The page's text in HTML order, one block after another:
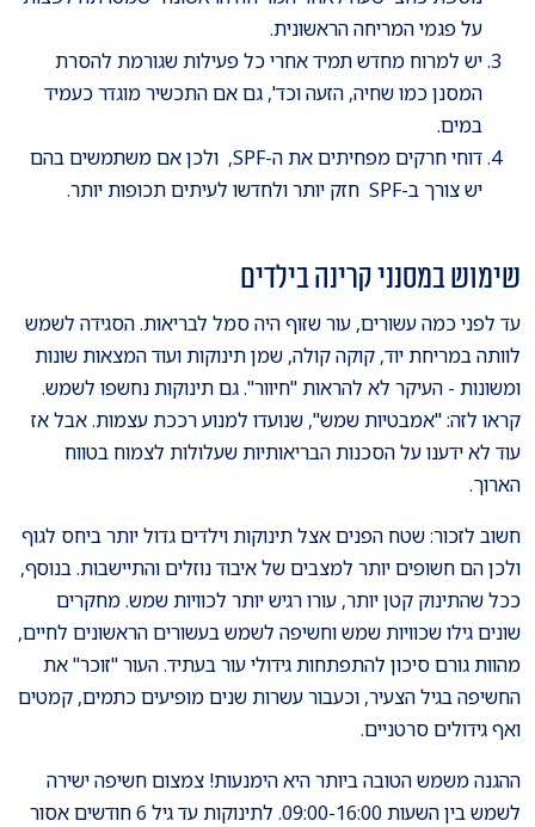
על פגמי המריחה הראשונית.
יש למרוח מחדש תמיד אחרי כל פעילות שגורמת להסרת
המסנן כמו שחיה, הזעה וכד', גם אם התכשיר מוגדר כעמיד
במים.
דוחי חרקים מפחיתים את ה-SPF, ולכן אם משתמשים בהם
יש צורך ב-SPF חזק יותר ולחדשו לעיתים תכופות יותר.
שימוש במסנני קרינה בילדים
​עד לפני כמה עשורים, עור שזוף היה סמל לבריאות. הסגידה לשמש
לוותה במריחת יוד, קוקה קולה, שמן תינוקות ועוד המצאות שונות
ומשונות - העיקר לא להראות "חיוור". גם תינוקות נחשפו לשמש.
קראו לזה: "אמבטיות שמש", שנועדו למנוע רככת עצמות. אבל אז
עוד לא ידענו על הסכנות הבריאותיות שעלולות לצמוח בטווח
הארוך.
חשוב לזכור: שטח הפנים אצל תינוקות וילדים גדול יותר ביחס לגוף
ולכן הם חשופים יותר למצבים של איבוד נוזלים והתיישבות. בנוסף,
ככל שהתינוק קטן יותר, עורו רגיש יותר לכוויות שמש. מחקרים
שונים גילו שכוויות שמש וחשיפה לשמש בעשורים הראשונים לחיים,
מהוות גורם סיכון להתפתחות גידולי עור בעתיד. העור "זוכר" את
החשיפה בגיל הצעיר, וכעבור עשרות שנים מופיעים כתמים, קמטים
ואף גידולים סרטניים.
ההגנה משמש הטובה ביותר היא הימנעות! צמצום חשיפה ישירה
לשמש בין השעות 09:00-16:00. לתינוקות עד גיל 6 חודשים אסור